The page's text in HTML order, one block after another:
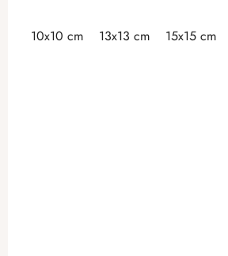
10x10 cm 13x13 cm 15x15 cm